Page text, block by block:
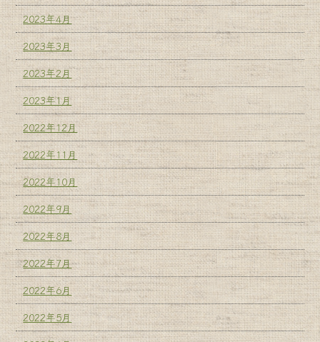
2023年4月
2023年3月
2023年2月
2023年1月
2022年12月
2022年11月
2022年10月
2022年9月
2022年8月
2022年7月
2022年6月
2022年5月